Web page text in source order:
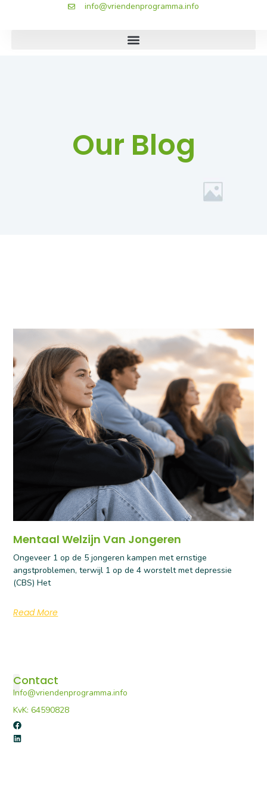
info@vriendenprogramma.info
Our Blog
Mentaal Welzijn Van Jongeren
Ongeveer 1 op de 5 jongeren kampen met ernstige
angstproblemen, terwijl 1 op de 4 worstelt met depressie
(CBS) Het
Read More
Contact
Info@vriendenprogramma.info
KvK: 64590828